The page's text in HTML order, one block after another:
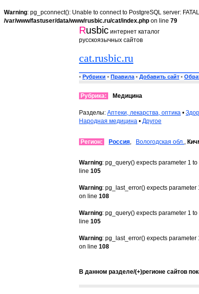
Warning: pg_pconnect(): Unable to connect to PostgreSQL server:
/var/www/fastuser/data/www/rusbic.ru/cat/index.php on line 79
Rusbic интернет каталог
русскоязычных сайтов
cat.rusbic.ru
• Рубрики • Правила • Добавить сайт •
Рубрика: Медицина
Разделы: Аптеки, лекарства, оптика •
Народная медицина • Другое
Регион: Россия, Вологодская обл.,
Warning: pg_query() expects parameter 1
line 105
Warning: pg_last_error() expects
on line 108
Warning: pg_query() expects parameter 1
line 105
Warning: pg_last_error() expects
on line 108
В данном разделе/(+)регионе сайтов